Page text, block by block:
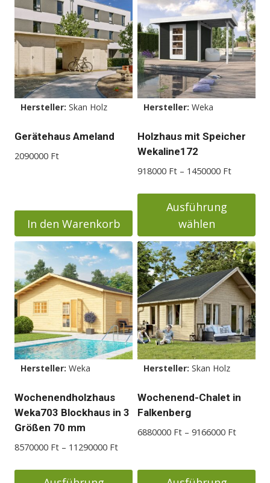
Varianten
auf.
Die
Optionen
können
auf
der
gewählt
werden
Varianten
auf.
Die
Optionen
können
auf
der
gewählt
werden
Hersteller: Skan Holz
Gerätehaus Ameland
2090000 Ft
In den Warenkorb
Hersteller: Weka
Holzhaus mit Speicher
Wekaline172
918000 Ft – 1450000 Ft
bis
Ausführung
wählen
Dieses
Produkt
weist
mehrere
Varianten
auf.
Die
Optionen
können
auf
der
gewählt
Hersteller: Weka
Wochenendholzhaus
Weka703 Blockhaus in 3
Größen 70 mm
8570000 Ft – 11290000 FtPreisspanne:
bis
Hersteller: Skan Holz
Wochenend-Chalet in
Falkenberg
6880000 Ft – 9166000 Ft